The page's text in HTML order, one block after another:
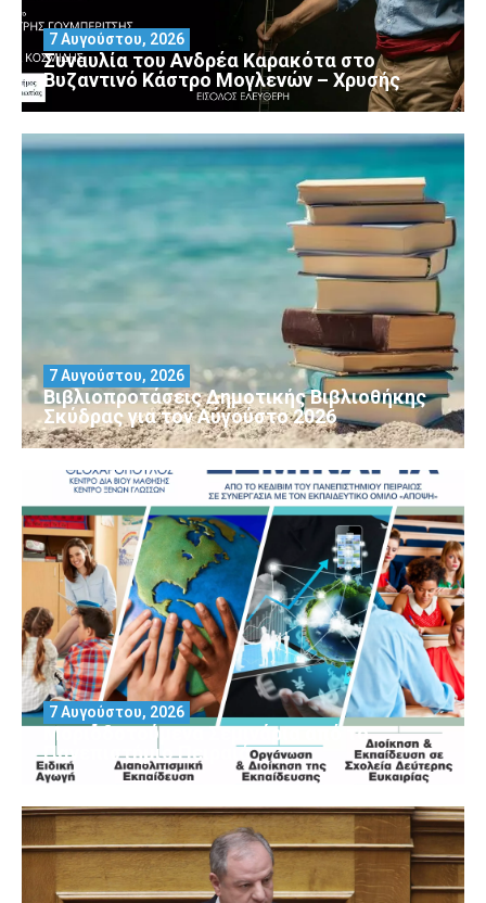
Συναυλία του Ανδρέα Καρακότα στο
Βυζαντινό Κάστρο Μογλενών – Χρυσής
7 Αυγούστου, 2026
Βιβλιοπροτάσεις Δημοτικής Βιβλιοθήκης
Σκύδρας για τον Αύγούστο 2026
7 Αυγούστου, 2026
Μοριοδοτούμενα Σεμινάρια από το
Πανεπιστήμιο Πειραιά
7 Αυγούστου, 2026